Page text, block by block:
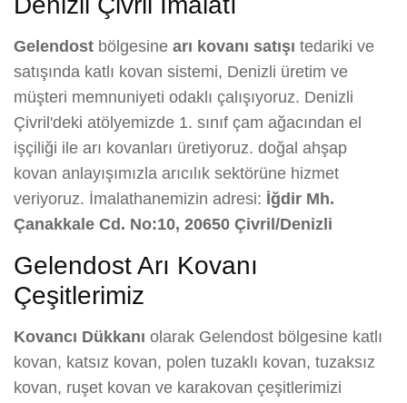
Gelendost bölgesine arı kovanı satışı tedariki ve
satışında katlı kovan sistemi, Denizli üretim ve
müşteri memnuniyeti odaklı çalışıyoruz. Denizli
Çivril'deki atölyemizde 1. sınıf çam ağacından el
işçiliği ile arı kovanları üretiyoruz. doğal ahşap
kovan anlayışımızla arıcılık sektörüne hizmet
veriyoruz. İmalathanemizin adresi: İğdir Mh.
Çanakkale Cd. No:10, 20650 Çivril/Denizli
Gelendost Arı Kovanı
Çeşitlerimiz
Kovancı Dükkanı olarak Gelendost bölgesine katlı
kovan, katsız kovan, polen tuzaklı kovan, tuzaksız
kovan, ruşet kovan ve karakovan çeşitlerimizi